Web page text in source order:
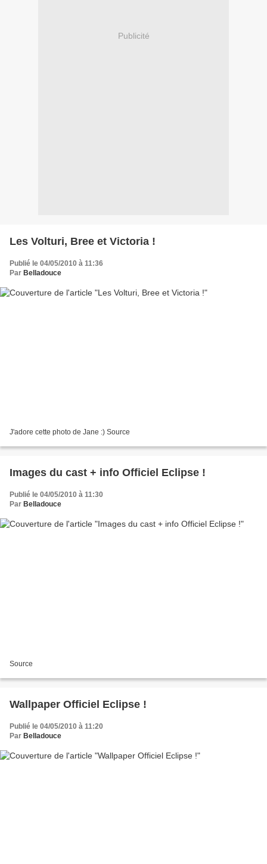
Publicité
Les Volturi, Bree et Victoria !
Publié le 04/05/2010 à 11:36
Par Belladouce
J'adore cette photo de Jane :) Source
Images du cast + info Officiel Eclipse !
Publié le 04/05/2010 à 11:30
Par Belladouce
Source
Wallpaper Officiel Eclipse !
Publié le 04/05/2010 à 11:20
Par Belladouce